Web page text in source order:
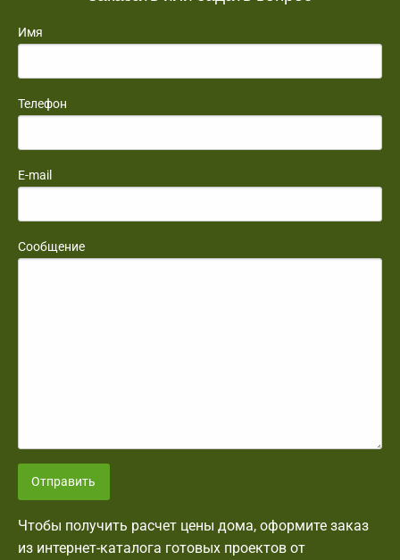
Имя
Телефон
E-mail
Сообщение
Отправить
Чтобы получить расчет цены дома, оформите заказ
из интернет-каталога готовых проектов от